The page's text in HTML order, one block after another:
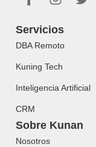
Servicios
DBA Remoto
Kuning Tech
Inteligencia Artificial
CRM
Sobre Kunan
Nosotros